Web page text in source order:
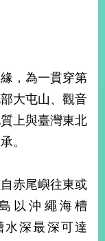
，為一貫穿第
大屯山、觀音
上與臺灣東北
。
赤尾嶼往東或
以沖繩海槽
水深最深可達